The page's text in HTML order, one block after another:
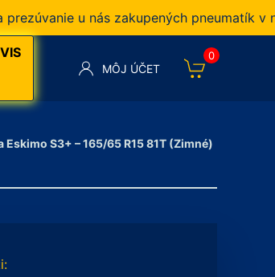
u nás zakupených pneumatík v
MÔJ ÚČET
0
Eskimo S3+ – 165/65 R15 81T (Zimné)